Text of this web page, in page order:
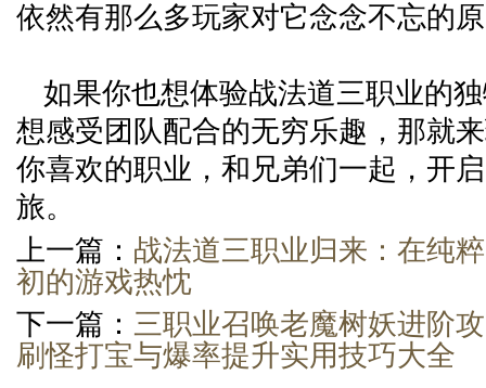
依然有那么多玩家对它念念不忘的
如果你也想体验战法道三职业的
想感受团队配合的无穷乐趣，那就
你喜欢的职业，和兄弟们一起，开
旅。
上一篇： 战法道三职业归来：在纯
初的游戏热忱
下一篇： 三职业召唤老魔树妖进阶
刷怪打宝与爆率提升实用技巧大全